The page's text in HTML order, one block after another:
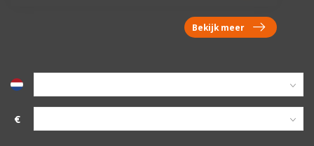
Bekijk meer
€